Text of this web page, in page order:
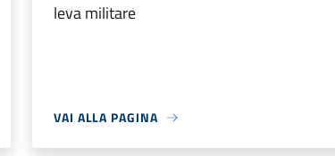
leva militare
VAI ALLA PAGINA